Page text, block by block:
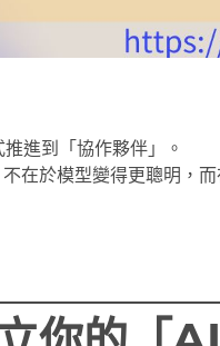
進到「協作夥伴」。
在於模型變得更聰明，而